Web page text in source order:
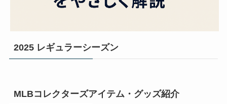
2025 レギュラーシーズン
MLBコレクターズアイテム・グッズ紹介